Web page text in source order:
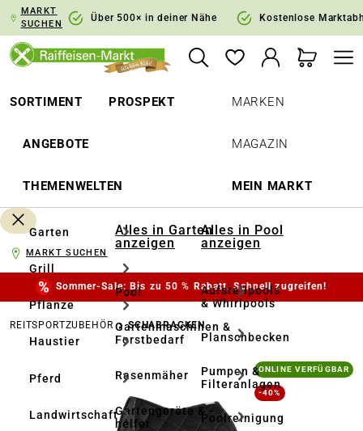
Zur Hauptnavigation springen
MARKT
SUCHEN
Über 500× in deiner Nähe Kostenlose
SORTIMENT PROSPEKT
ANGEBOTE
THEMENWELTEN
MARKEN
MAGAZIN
MEIN MARKT
Garten
Grill
Pflanze
Haustier
Pferd
Landwirtschaft
Alles in Garten
anzeigen
Pool
Gartenmaschinen &
Forstbedarf
Rasenmäher
Gartengeräte & -
helfer
Alles in Pool
anzeigen
Aufstellpools
& Whirlpools
Planschbecken
Pumpen &
Filteranlagen
Poolreinigung
MARKT SUCHEN
Sommer-Sale: Bis zu 50 % Rabatt. Schnell zugreifen!
REITSPORTZUBEHÖR SCHABRACKEN
Bildergalerie überspringen ONLINE VERFÜGBAR
-40%